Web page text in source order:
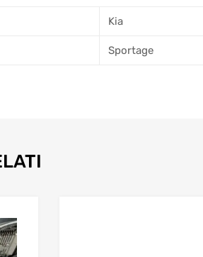
Kia
Sportage